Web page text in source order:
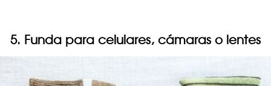
5. Funda para celulares, cámaras o lentes